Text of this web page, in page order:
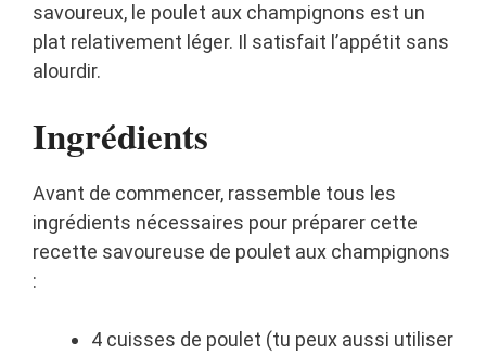
savoureux, le poulet aux champignons est un
plat relativement léger. Il satisfait l’appétit sans
alourdir.
Ingrédients
Avant de commencer, rassemble tous les
ingrédients nécessaires pour préparer cette
recette savoureuse de poulet aux champignons
:
4 cuisses de poulet (tu peux aussi utiliser